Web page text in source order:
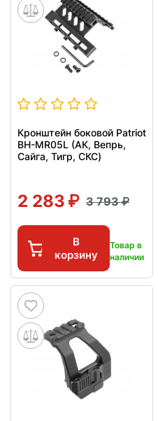
Кронштейн боковой Patriot
BH-MR05L (АК, Вепрь,
Сайга, Тигр, СКС)
2 283 3 793
В
корзину
Товар в
наличии